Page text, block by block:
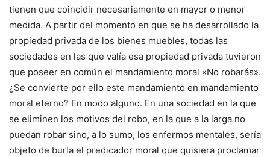
tienen que coincidir necesariamente en mayor o menor
medida. A partir del momento en que se ha desarrollado la
propiedad privada de los bienes muebles, todas las
sociedades en las que valía esa propiedad privada tuvieron
que poseer en común el mandamiento moral «No robarás».
¿Se convierte por ello este mandamiento en mandamiento
moral eterno? En modo alguno. En una sociedad en la que
se eliminen los motivos del robo, en la que a la larga no
puedan robar sino, a lo sumo, los enfermos mentales, sería
objeto de burla el predicador moral que quisiera proclamar